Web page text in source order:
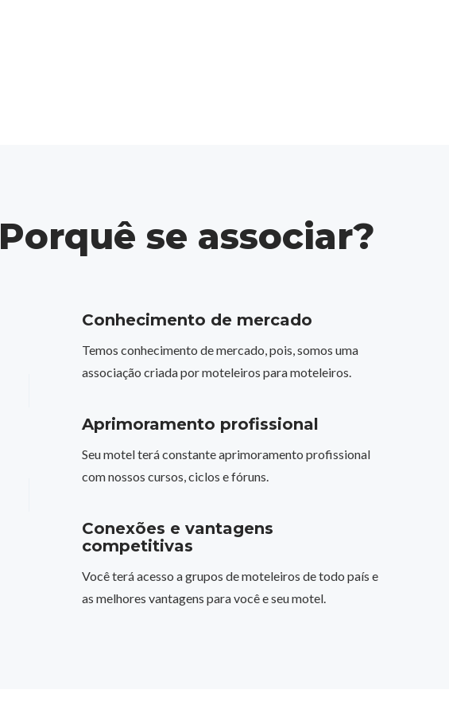
Porquê se associar?
Conhecimento de mercado
Temos conhecimento de mercado, pois, somos uma
associação criada por moteleiros para moteleiros.
Aprimoramento profissional
Seu motel terá constante aprimoramento profissional
com nossos cursos, ciclos e fóruns.
Conexões e vantagens
competitivas
Você terá acesso a grupos de moteleiros de todo país e
as melhores vantagens para você e seu motel.